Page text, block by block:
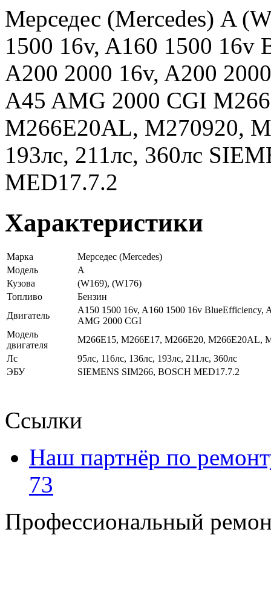
Мерседес (Mercedes) A
1500 16v, A160 1500 16v
A200 2000 16v, A200
A45 AMG 2000 CGI
M266E20AL, M270920,
193лс, 211лс, 360лс
MED17.7.2
Характеристики
Марка
Мерседес (Mercedes)
Модель
A
Кузова
(W169), (W176)
Топливо
Бензин
Двигатель
A150 1500 16v, A160 1500 16v BlueEfficiency,
AMG 2000 CGI
Модель
двигателя
M266E15, M266E17, M266E20, M266E20AL,
Лс
95лс, 116лс, 136лс, 193лс, 211лс, 360лс
ЭБУ
SIEMENS SIM266, BOSCH MED17.7.2
Ссылки
Наш партнёр по
73
Профессиональный